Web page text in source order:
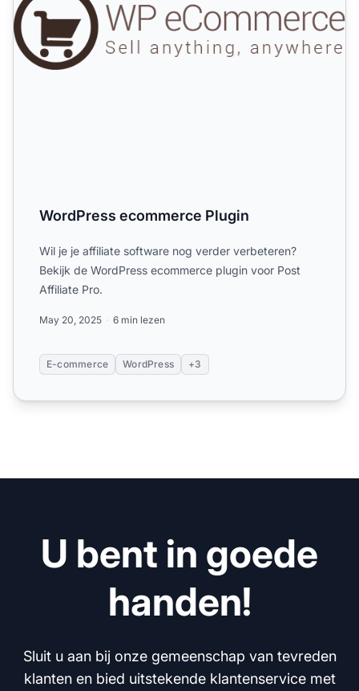
WordPress ecommerce Plugin
Wil je je affiliate software nog verder verbeteren?
Bekijk de WordPress ecommerce plugin voor Post
Affiliate Pro.
May 20, 2025 6 min lezen
E-commerce WordPress +3
U bent in goede
handen!
Sluit u aan bij onze gemeenschap van tevreden
klanten en bied uitstekende klantenservice met